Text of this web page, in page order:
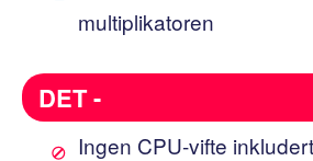
multiplikatoren
DET -
Ingen CPU-vifte inkludert